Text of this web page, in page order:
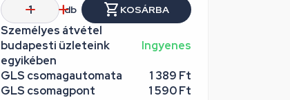
db
KOSÁRBA
Személyes átvétel
budapesti üzleteink
egyikében
Ingyenes
GLS csomagautomata
1 389 Ft
GLS csomagpont
1 590 Ft